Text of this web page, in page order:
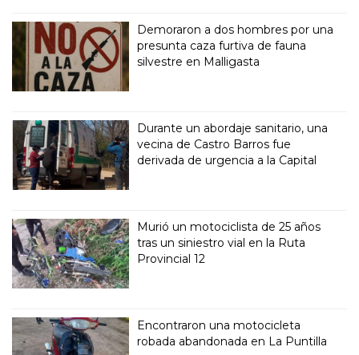
Demoraron a dos hombres por una
presunta caza furtiva de fauna
silvestre en Malligasta
Durante un abordaje sanitario, una
vecina de Castro Barros fue
derivada de urgencia a la Capital
Murió un motociclista de 25 años
tras un siniestro vial en la Ruta
Provincial 12
Encontraron una motocicleta
robada abandonada en La Puntilla